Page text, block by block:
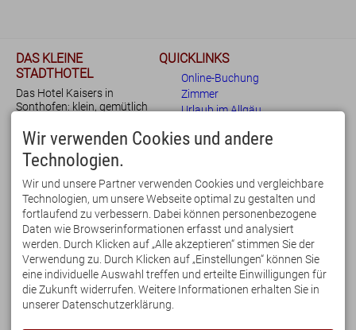
Zimmer
für Urlauber
für Geschäftsreisende
DAS KLEINE
STADTHOTEL
Das Hotel Kaisers in
Sonthofen: klein, gemütlich
doch zentralen Lage bestens
für Urlaub und
Geschäftsreise geeignet.
Beim Frühstücksbuffet legen
wir Wert auf regionale und
fair gehandelte Lebensmittel.
QUICKLINKS
Online-Buchung
Zimmer
Urlaub im Allgäu
Anfrage
IHRE VORTEILE
➕ zentrale Lage
➕ kostenfreie Parkplätze
➕ E-Ladestation
➕ kostenfreies WLAN
➕Sauna& Infrarotkabine
➕ feinesFrühstücksbuffet
KONTAKT
KAISERS - das kleine
Stadthotel
Hermann-von-Barth-Str. 4
87527 Sonthofen
Deutschland
Tel. 08321 677 120
Wir verwenden Cookies und andere
Technologien.
Wir und unsere Partner verwenden Cookies und vergleichbare
Technologien, um unsere Webseite optimal zu gestalten und
fortlaufend zu verbessern. Dabei können personenbezogene
Daten wie Browserinformationen erfasst und analysiert
werden. Durch Klicken auf „Alle akzeptieren“ stimmen Sie der
Verwendung zu. Durch Klicken auf „Einstellungen“ können Sie
eine individuelle Auswahl treffen und erteilte Einwilligungen für
die Zukunft widerrufen. Weitere Informationen erhalten Sie in
unserer Datenschutzerklärung.